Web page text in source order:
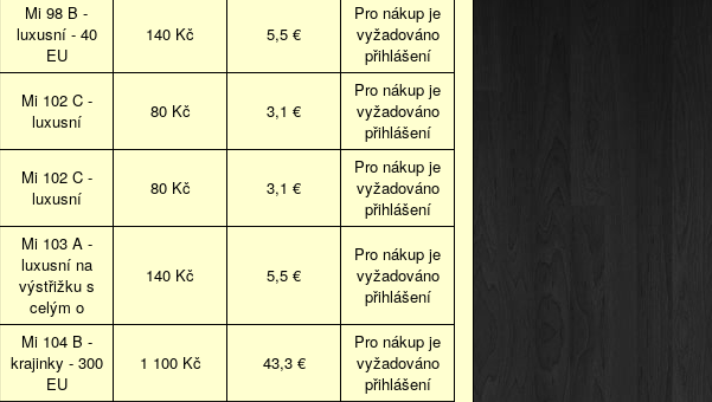
Mi 98 B -
luxusní - 40
EU
140 Kč 5,5 €
Pro nákup je
vyžadováno
přihlášení
Mi 102 C -
luxusní
80 Kč 3,1 €
Pro nákup je
vyžadováno
přihlášení
Mi 102 C -
luxusní
80 Kč 3,1 €
Pro nákup je
vyžadováno
přihlášení
Mi 103 A -
luxusní na
výstřižku s
celým o
140 Kč 5,5 €
Pro nákup je
vyžadováno
přihlášení
Mi 104 B -
krajinky - 300
EU
1 100 Kč 43,3 €
Pro nákup je
vyžadováno
přihlášení